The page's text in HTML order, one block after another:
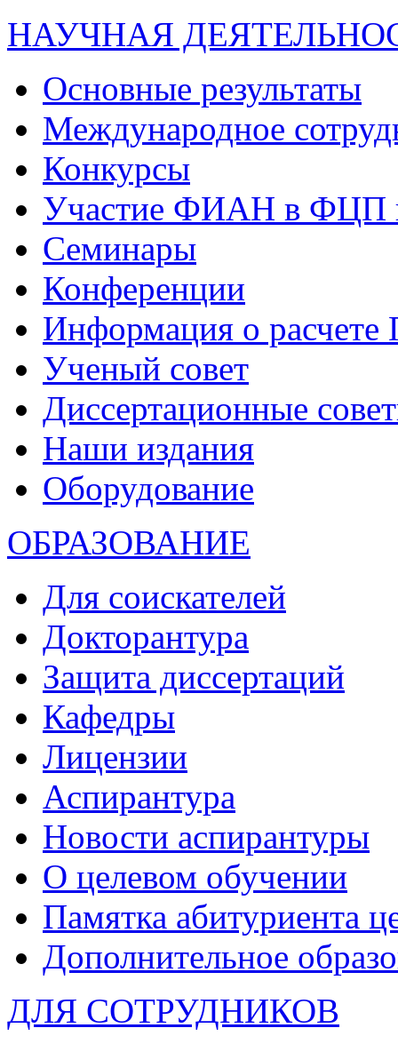
НАУЧНАЯ
Основные результаты
Международное
Конкурсы
Участие ФИАН в ФЦП
Семинары
Конференции
Информация о
Ученый совет
Диссертационные
Наши издания
Оборудование
ОБРАЗОВАНИЕ
Для соискателей
Докторантура
Защита диссертаций
Кафедры
Лицензии
Аспирантура
Новости аспирантуры
О целевом обучении
Памятка абитуриента
Дополнительное
ДЛЯ СОТРУДНИКОВ